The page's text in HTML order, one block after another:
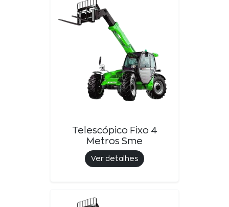
Telescópico Fixo 4
Metros Sme
Ver detalhes